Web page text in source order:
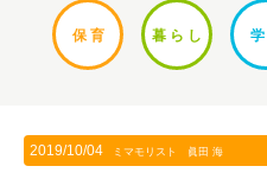
保 育 暮ら し 学
2019/10/04 ミマモリスト 眞田 海